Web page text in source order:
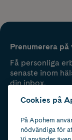
Prenumerera
Få personliga
senaste inom
din inbox.
Cookies på
På Apohem
nödvändiga för